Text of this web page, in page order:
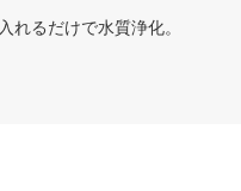
れるだけで水質浄化。